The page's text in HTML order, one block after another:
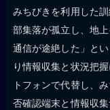
みちびきを利用した
部集落が孤立し、地
通信が途絶した」と
り情報収集と状況把
トフォンで代替し、
否確認端末と情報収